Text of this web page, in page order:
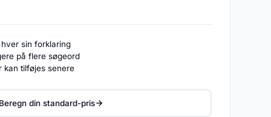
sin forklaring
på flere søgeord
kan tilføjes senere
Beregn din standard-pris